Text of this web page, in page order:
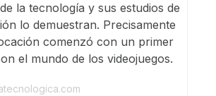
la tecnología y sus estudios de
lo demuestran. Precisamente
comenzó con un primer
el mundo de los videojuegos.